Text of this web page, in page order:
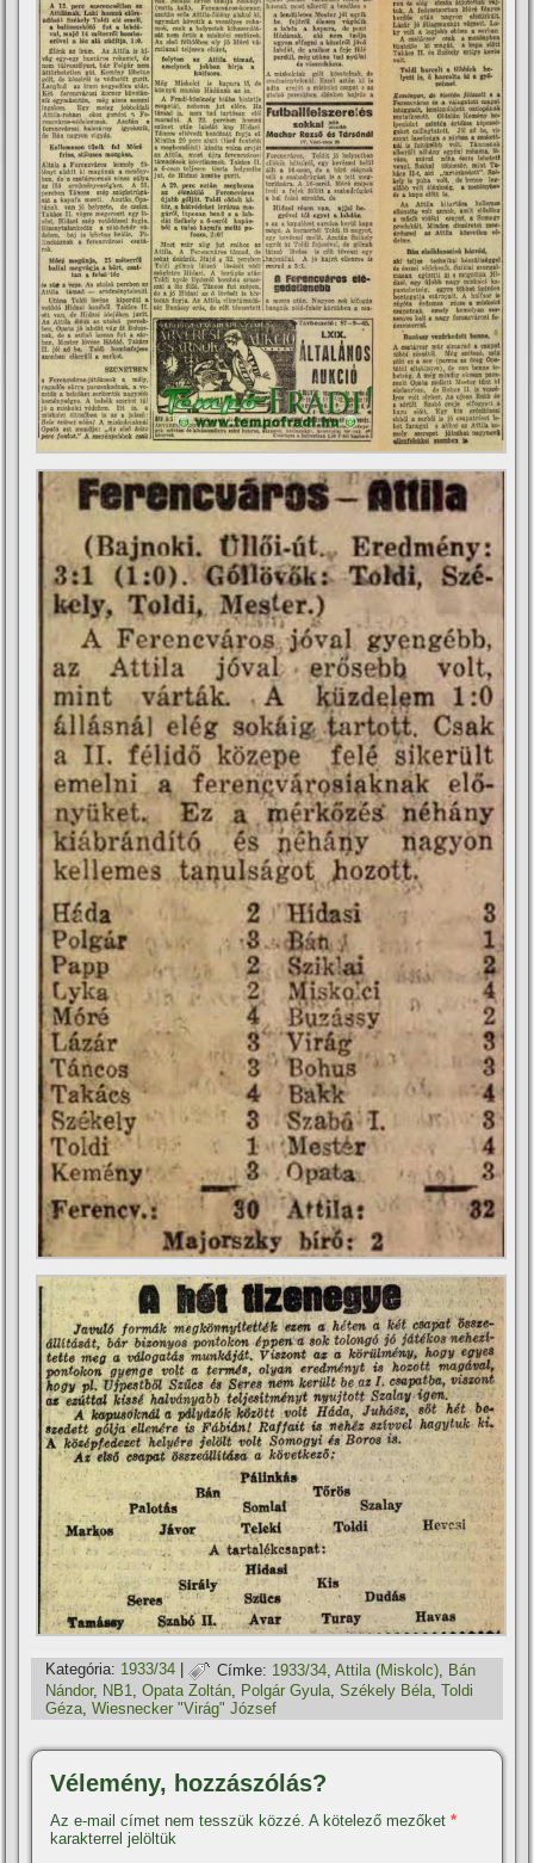
Kategória: 1933/34 | Címke: 1933/34 ,Attila (Miskolc)
Bán
Nándor, NB1,Opata Zoltán, Polgár Gyula,Székely Béla,Toldi
Géza,Wiesnecker "Virág" József
Vélemény, hozzászólás?
Az e-mail címet nem tesszük közzé. A kötelező mezőket*
karakterrel jelöltük